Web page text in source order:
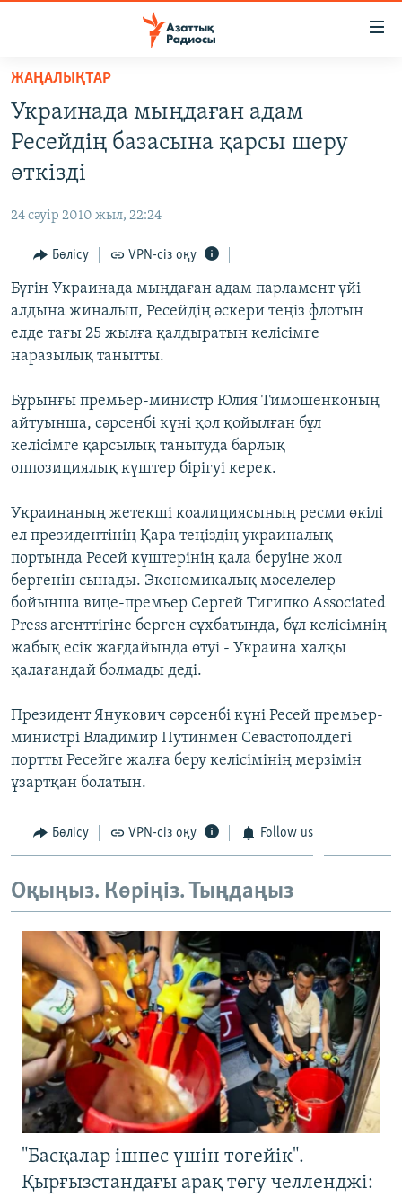
Skip
main
content
main
Navigation
Search
САЯСАТ
AZATTYQTV
АДАМ ҚҰҚЫҚТАРЫ
ӘЛЕУМЕТ
ӘЛЕМ
АРНАЙЫ ЖОБАЛАР
Русский
ЖАЗЫЛЫҢЫЗ
ЖАҢАЛЫҚТАР
Украинада мыңдаған адам
Ресейдің базасына қарсы шеру
өткізді
24 сәуір 2010 жыл, 22:24
Бөлісу VPN-сіз оқу
Бүгін Украинада мыңдаған адам парламент үйі
алдына жиналып, Ресейдің әскери теңіз флотын
елде тағы 25 жылға қалдыратын келісімге
наразылық танытты.
Бұрынғы премьер-министр Юлия Тимошенконың
айтуынша, сәрсенбі күні қол қойылған бұл
келісімге қарсылық танытуда барлық
оппозициялық күштер бірігуі керек.
Украинаның жетекші коалициясының ресми өкілі
ел президентінің Қара теңіздің украиналық
портында Ресей күштерінің қала беруіне жол
бергенін сынады. Экономикалық мәселелер
бойынша вице-премьер Сергей Тигипко Associated
Press агенттігіне берген сұхбатында, бұл келісімнің
жабық есік жағдайында өтуі - Украина халқы
қалағандай болмады деді.
Президент Янукович сәрсенбі күні Ресей премьер-
министрі Владимир Путинмен Севастополдегі
портты Ресейге жалға беру келісімінің мерзімін
ұзартқан болатын.
Бөлісу VPN-сіз оқу Follow us
Оқыңыз. Көріңіз. Тыңдаңыз
"Басқалар ішпес үшін төгейік".
Қырғызстандағы арақ төгу челленджі: